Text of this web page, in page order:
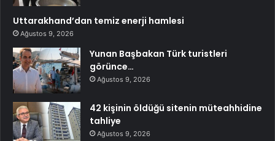
Uttarakhand’dan temiz enerji hamlesi
Ağustos 9, 2026
Yunan Başbakan Türk turistleri
görünce…
Ağustos 9, 2026
42 kişinin öldüğü sitenin müteahhidine
tahliye
Ağustos 9, 2026